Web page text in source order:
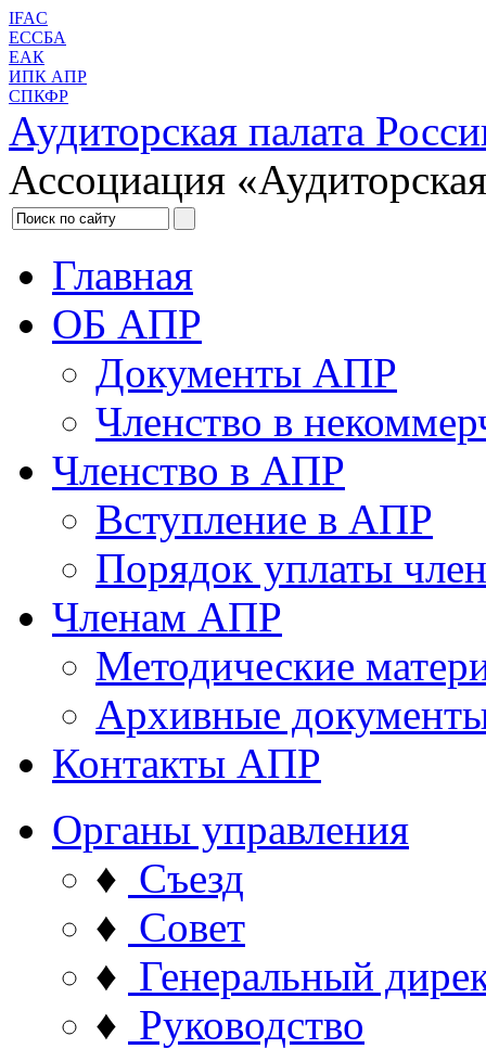
IFAC
ЕССБА
ЕАК
ИПК АПР
СПКФР
Аудиторская палата
Ассоциация
Главная
ОБ АПР
Документы АПР
Членство в
Членство в АПР
Вступление в АПР
Порядок уплаты
Членам АПР
Методические
Архивные
Контакты АПР
Органы управления
♦ Съезд
♦ Совет
♦ Генеральный
♦ Руководство